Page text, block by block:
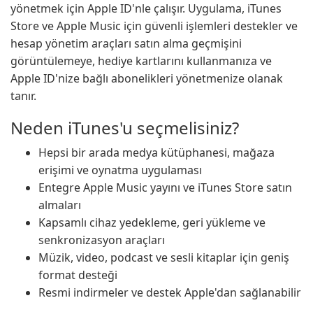
yönetmek için Apple ID'nle çalışır. Uygulama, iTunes
Store ve Apple Music için güvenli işlemleri destekler ve
hesap yönetim araçları satın alma geçmişini
görüntülemeye, hediye kartlarını kullanmanıza ve
Apple ID'nize bağlı abonelikleri yönetmenize olanak
tanır.
Neden iTunes'u seçmelisiniz?
Hepsi bir arada medya kütüphanesi, mağaza
erişimi ve oynatma uygulaması
Entegre Apple Music yayını ve iTunes Store satın
almaları
Kapsamlı cihaz yedekleme, geri yükleme ve
senkronizasyon araçları
Müzik, video, podcast ve sesli kitaplar için geniş
format desteği
Resmi indirmeler ve destek Apple'dan sağlanabilir